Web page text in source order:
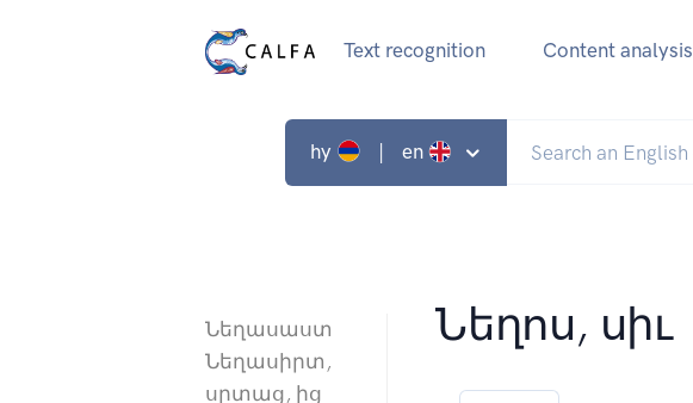
Text recognition Content analysis
hy | en
Նեղասաստ
Նեղասիրտ,
սրտաց, ից
Նեղոս, սիւ